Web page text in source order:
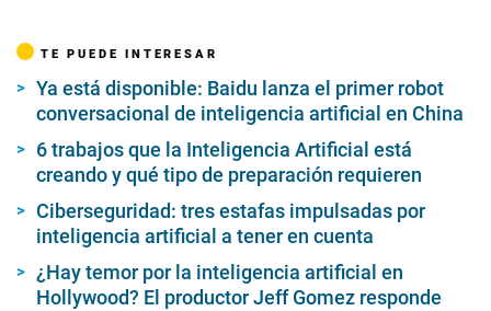
TE PUEDE INTERESAR
Ya está disponible: Baidu lanza el primer robot
conversacional de inteligencia artificial en China
6 trabajos que la Inteligencia Artificial está
creando y qué tipo de preparación requieren
Ciberseguridad: tres estafas impulsadas por
inteligencia artificial a tener en cuenta
¿Hay temor por la inteligencia artificial en
Hollywood? El productor Jeff Gomez responde